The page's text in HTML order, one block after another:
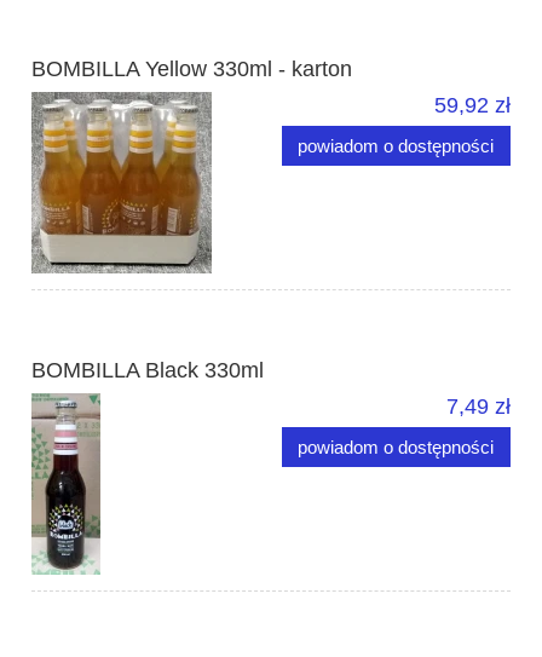
BOMBILLA Yellow 330ml - karton
59,92 zł
powiadom o dostępności
BOMBILLA Black 330ml
7,49 zł
powiadom o dostępności